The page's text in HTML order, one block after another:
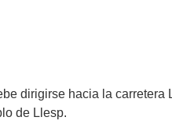
dirigirse hacia la carretera
de Llesp.